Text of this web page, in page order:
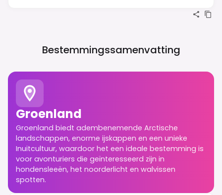
Bestemmingssamenvatting
Groenland
Groenland biedt adembenemende Arctische
landschappen, enorme ijskappen en een unieke
Inuitcultuur, waardoor het een ideale bestemming is
voor avonturiers die geïnteresseerd zijn in
hondensleeën, het noorderlicht en walvissen
spotten.